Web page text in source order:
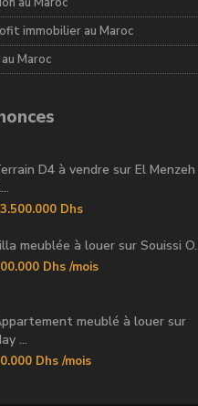
immobilier au Maroc
Maroc
D4 à vendre sur El Menzeh
Dhs
meublée à louer sur Souissi
Dhs /mois
meublé à louer sur
...
Dhs /mois